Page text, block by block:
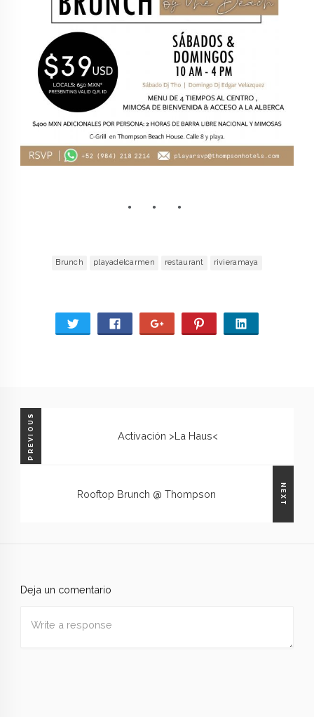
Brunch playadelcarmen restaurant rivieramaya
PREVIOUS Activación >La Haus<
NEXT
Rooftop Brunch @ Thompson
Deja un comentario